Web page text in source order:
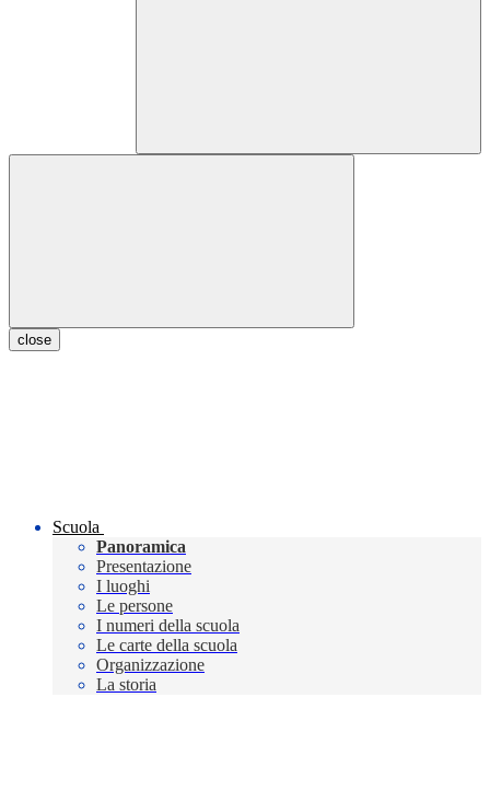
close
Scuola
Panoramica
Presentazione
I luoghi
Le persone
I numeri della scuola
Le carte della scuola
Organizzazione
La storia